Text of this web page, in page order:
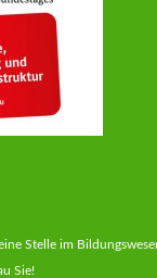
Stelle im
Sie!